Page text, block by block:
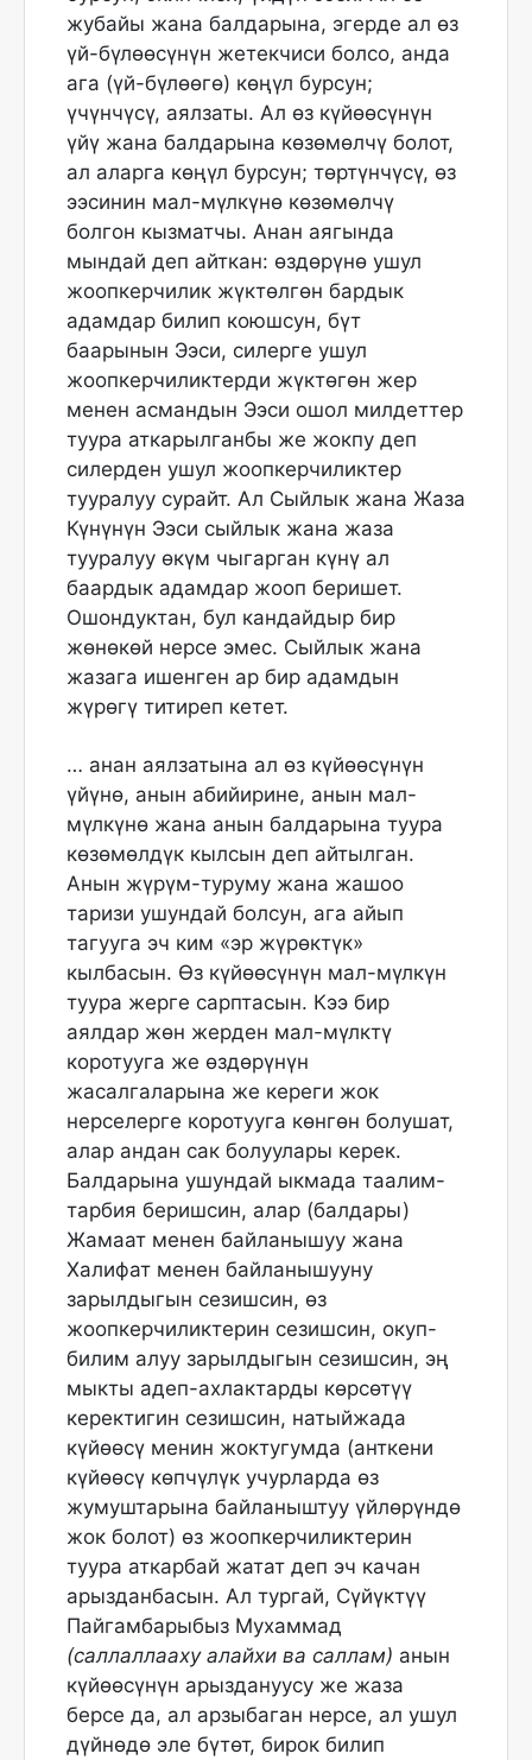
жубайы жана балдарына, эгерде ал өз
үй-бүлөөсүнүн жетекчиси болсо, анда
ага (үй-бүлөөгө) көңүл бурсун;
үчүнчүсү, аялзаты. Ал өз күйөөсүнүн
үйү жана балдарына көзөмөлчү болот,
ал аларга көңүл бурсун; төртүнчүсү, өз
ээсинин мал-мүлкүнө көзөмөлчү
болгон кызматчы. Анан аягында
мындай деп айткан: өздөрүнө ушул
жоопкерчилик жүктөлгөн бардык
адамдар билип коюшсун, бүт
баарынын Ээси, силерге ушул
жоопкерчиликтерди жүктөгөн жер
менен асмандын Ээси ошол милдеттер
туура аткарылганбы же жокпу деп
силерден ушул жоопкерчиликтер
тууралуу сурайт. Ал Сыйлык жана Жаза
Күнүнүн Ээси сыйлык жана жаза
тууралуу өкүм чыгарган күнү ал
баардык адамдар жооп беришет.
Ошондуктан, бул кандайдыр бир
жөнөкөй нерсе эмес. Сыйлык жана
жазага ишенген ар бир адамдын
жүрөгү титиреп кетет.
… анан аялзатына ал өз күйөөсүнүн
үйүнө, анын абийирине, анын мал-
мүлкүнө жана анын балдарына туура
көзөмөлдүк кылсын деп айтылган.
Анын жүрүм-туруму жана жашоо
таризи ушундай болсун, ага айып
тагууга эч ким «эр жүрөктүк»
кылбасын. Өз күйөөсүнүн мал-мүлкүн
туура жерге сарптасын. Кээ бир
аялдар жөн жерден мал-мүлктү
коротууга же өздөрүнүн
жасалгаларына же кереги жок
нерселерге коротууга көнгөн болушат,
алар андан сак болуулары керек.
Балдарына ушундай ыкмада таалим-
тарбия беришсин, алар (балдары)
Жамаат менен байланышуу жана
Халифат менен байланышууну
зарылдыгын сезишсин, өз
жоопкерчиликтерин сезишсин, окуп-
билим алуу зарылдыгын сезишсин, эң
мыкты адеп-ахлактарды көрсөтүү
керектигин сезишсин, натыйжада
күйөөсү менин жоктугумда (анткени
күйөөсү көпчүлүк учурларда өз
жумуштарына байланыштуу үйлөрүндө
жок болот) өз жоопкерчиликтерин
туура аткарбай жатат деп эч качан
арызданбасын. Ал тургай, Сүйүктүү
Пайгамбарыбыз Мухаммад
(саллаллааху алайхи ва саллам) анын
күйөөсүнүн арыздануусу же жаза
берсе да, ал арзыбаган нерсе, ал ушул
дүйнөдө эле бүтөт, бирок билип